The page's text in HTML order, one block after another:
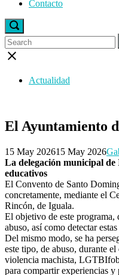
Contacto
Open
search
bar
Search
for:
Search
for:
Close
Actualidad
El Ayuntamiento
15 May 202615 May 2026
La delegación municipal
educativos
El Convento de Santo
concretamente, mediante el
Rincón, de Iguala.
El objetivo de este
abuso, así como detectar
Del mismo modo, se ha
este tipo, de abuso, durante
violencia machista,
para compartir experiencias